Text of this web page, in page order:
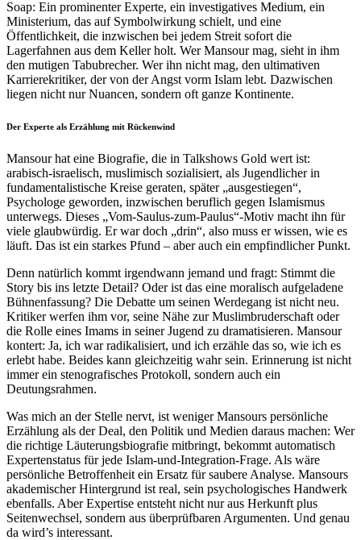
Soap: Ein prominenter Experte, ein investigatives Medium, ein
Ministerium, das auf Symbolwirkung schielt, und eine
Öffentlichkeit, die inzwischen bei jedem Streit sofort die
Lagerfahnen aus dem Keller holt. Wer Mansour mag, sieht in ihm
den mutigen Tabubrecher. Wer ihn nicht mag, den ultimativen
Karrierekritiker, der von der Angst vorm Islam lebt. Dazwischen
liegen nicht nur Nuancen, sondern oft ganze Kontinente.
Der Experte als Erzählung mit Rückenwind
Mansour hat eine Biografie, die in Talkshows Gold wert ist:
arabisch-israelisch, muslimisch sozialisiert, als Jugendlicher in
fundamentalistische Kreise geraten, später „ausgestiegen“,
Psychologe geworden, inzwischen beruflich gegen Islamismus
unterwegs. Dieses „Vom-Saulus-zum-Paulus“-Motiv macht ihn für
viele glaubwürdig. Er war doch „drin“, also muss er wissen, wie es
läuft. Das ist ein starkes Pfund – aber auch ein empfindlicher Punkt.
Denn natürlich kommt irgendwann jemand und fragt: Stimmt die
Story bis ins letzte Detail? Oder ist das eine moralisch aufgeladene
Bühnenfassung? Die Debatte um seinen Werdegang ist nicht neu.
Kritiker werfen ihm vor, seine Nähe zur Muslimbruderschaft oder
die Rolle eines Imams in seiner Jugend zu dramatisieren. Mansour
kontert: Ja, ich war radikalisiert, und ich erzähle das so, wie ich es
erlebt habe. Beides kann gleichzeitig wahr sein. Erinnerung ist nicht
immer ein stenografisches Protokoll, sondern auch ein
Deutungsrahmen.
Was mich an der Stelle nervt, ist weniger Mansours persönliche
Erzählung als der Deal, den Politik und Medien daraus machen: Wer
die richtige Läuterungsbiografie mitbringt, bekommt automatisch
Expertenstatus für jede Islam-und-Integration-Frage. Als wäre
persönliche Betroffenheit ein Ersatz für saubere Analyse. Mansours
akademischer Hintergrund ist real, sein psychologisches Handwerk
ebenfalls. Aber Expertise entsteht nicht nur aus Herkunft plus
Seitenwechsel, sondern aus überprüfbaren Argumenten. Und genau
da wird’s interessant.